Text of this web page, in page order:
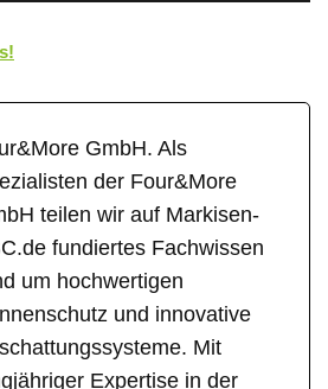
GmbH. Als
der Four&More
teilen wir auf Markisen-
fundiertes Fachwissen
um hochwertigen
und innovative
Mit
Expertise in der